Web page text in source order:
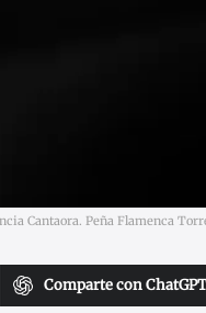
Cantaora. Peña Flamenca
Comparte con